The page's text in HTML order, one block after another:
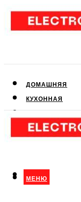
ДОМАШНЯЯ
КУХОННАЯ
МЕНЮ
МЕНЮ